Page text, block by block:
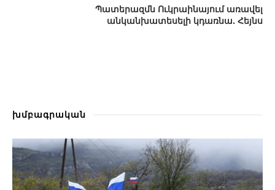
Պատերազմն Ուկրաինայում առավել
անկանխատեսելի կդառնա. Հեյնս
խմբագրական